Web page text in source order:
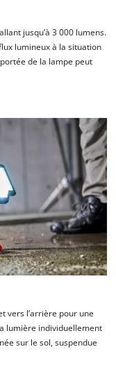
needs to setup
add this content
used.
jusqu’à 3 000 lumens.
lumineux à la situation
de la lampe peut
vers l’arrière pour une
lumière individuellement
sur le sol, suspendue